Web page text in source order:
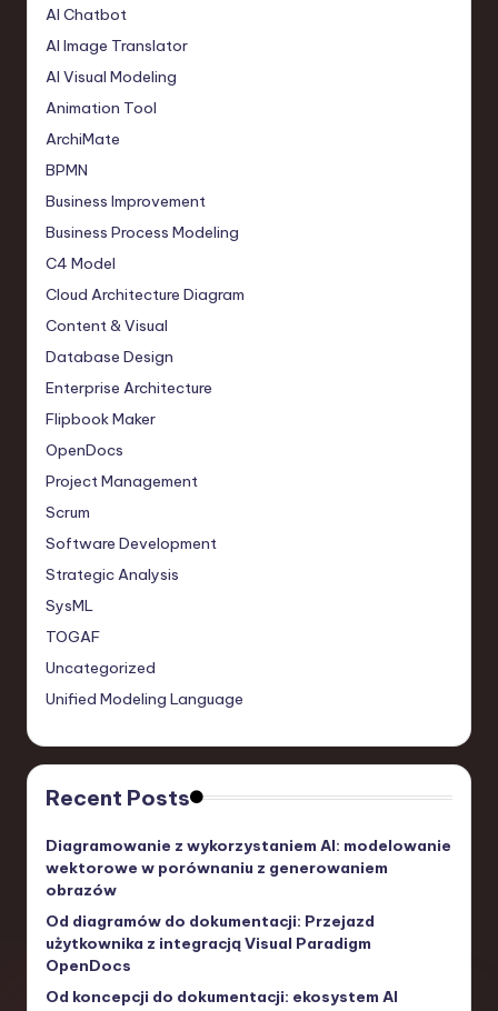
AI Chatbot
AI Image Translator
AI Visual Modeling
Animation Tool
ArchiMate
BPMN
Business Improvement
Business Process Modeling
C4 Model
Cloud Architecture Diagram
Content & Visual
Database Design
Enterprise Architecture
Flipbook Maker
OpenDocs
Project Management
Scrum
Software Development
Strategic Analysis
SysML
TOGAF
Uncategorized
Unified Modeling Language
Recent Posts
Diagramowanie z wykorzystaniem AI: modelowanie
wektorowe w porównaniu z generowaniem
obrazów
Od diagramów do dokumentacji: Przejazd
użytkownika z integracją Visual Paradigm
OpenDocs
Od koncepcji do dokumentacji: ekosystem AI